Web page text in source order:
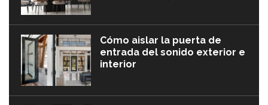
Cómo aislar la puerta de
entrada del sonido exterior e
interior